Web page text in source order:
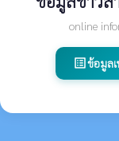
online
list_altข้อมูล